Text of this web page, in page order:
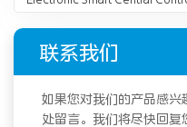
联系我们
如果您对我们的产品感
处留言。我们将尽快回复